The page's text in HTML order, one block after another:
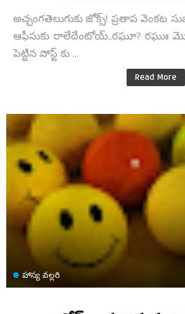
అచ్చంగతెలుగుకు జోక్స్! ప్రతాప వెంకట
ఆఫీసుకు రాలేదేంటోయ్..రఘూ? రఘుః
పెట్టిన పోస్ట్ కు ...
Read More
హాస్య వల్లరి